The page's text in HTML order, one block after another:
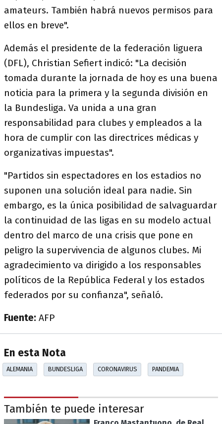
amateurs. También habrá nuevos permisos para
ellos en breve".
Además el presidente de la federación liguera
(DFL), Christian Sefiert indicó: "La decisión
tomada durante la jornada de hoy es una buena
noticia para la primera y la segunda división en
la Bundesliga. Va unida a una gran
responsabilidad para clubes y empleados a la
hora de cumplir con las directrices médicas y
organizativas impuestas".
"Partidos sin espectadores en los estadios no
suponen una solución ideal para nadie. Sin
embargo, es la única posibilidad de salvaguardar
la continuidad de las ligas en su modelo actual
dentro del marco de una crisis que pone en
peligro la supervivencia de algunos clubes. Mi
agradecimiento va dirigido a los responsables
políticos de la República Federal y los estados
federados por su confianza", señaló.
Fuente: AFP
En esta Nota
ALEMANIA BUNDESLIGA CORONAVIRUS PANDEMIA
También te puede interesar